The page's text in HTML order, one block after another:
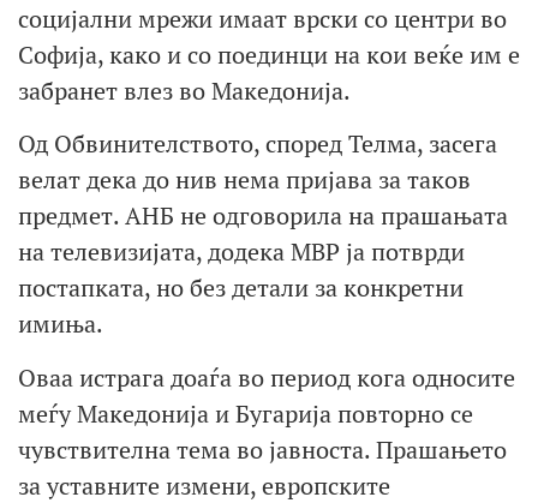
социјални мрежи имаат врски со центри во
Софија, како и со поединци на кои веќе им е
забранет влез во Македонија.
Од Обвинителството, според Телма, засега
велат дека до нив нема пријава за таков
предмет. АНБ не одговорила на прашањата
на телевизијата, додека МВР ја потврди
постапката, но без детали за конкретни
имиња.
Оваа истрага доаѓа во период кога односите
меѓу Македонија и Бугарија повторно се
чувствителна тема во јавноста. Прашањето
за уставните измени, европските